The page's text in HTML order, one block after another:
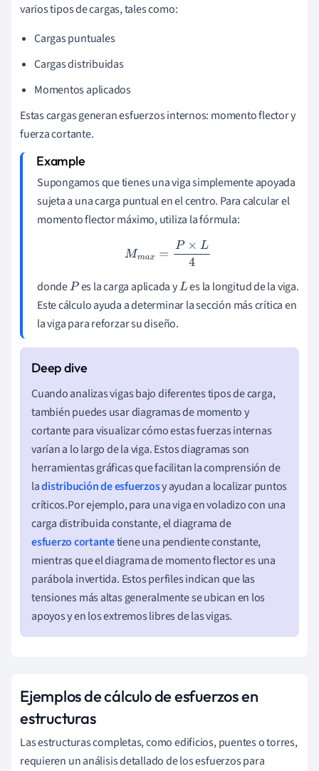
varios tipos de cargas, tales como:
Cargas puntuales
Cargas distribuidas
Momentos aplicados
Estas cargas generan esfuerzos internos: momento flector y
fuerza cortante.
Supongamos que tienes una viga simplemente apoyada
sujeta a una carga puntual en el centro. Para calcular el
momento flector máximo, utiliza la fórmula:
ax= P×L4
dondeP es la carga aplicada yLes la longitud de la viga.
Este cálculo ayuda a determinar la sección más crítica en
la viga para reforzar su diseño.
Cuando analizas vigas bajo diferentes tipos de carga,
también puedes usar diagramas de momento y
cortante para visualizar cómo estas fuerzas internas
varían a lo largo de la viga. Estos diagramas son
herramientas gráficas que facilitan la comprensión de
ladistribución de esfuerzosy ayudan a localizar puntos
críticos.Por ejemplo, para una viga en voladizo con una
carga distribuida constante, el diagrama de
esfuerzo cortantetiene una pendiente constante,
mientras que el diagrama de momento flector es una
parábola invertida. Estos perfiles indican que las
tensiones más altas generalmente se ubican en los
apoyos y en los extremos libres de las vigas.
Ejemplos de cálculo de esfuerzos en
estructuras
Las estructuras completas, como edificios, puentes o torres,
requieren un análisis detallado de los esfuerzos para